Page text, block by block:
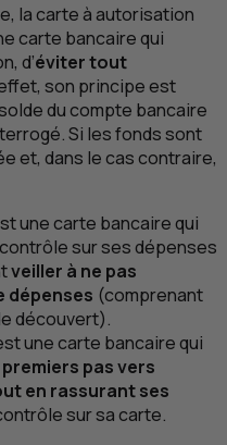
la carte à autorisation
carte bancaire qui
d’éviter tout
son principe est
du compte bancaire
Si les fonds sont
et, dans le cas contraire,
une carte bancaire qui
sur ses dépenses
veiller à ne pas
dépenses (comprenant
découvert).
une carte bancaire qui
pas vers
en rassurant ses
sur sa carte.